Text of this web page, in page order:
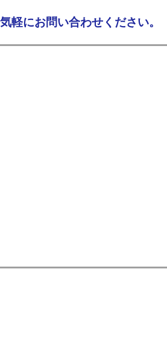
軽にお問い合わせください。